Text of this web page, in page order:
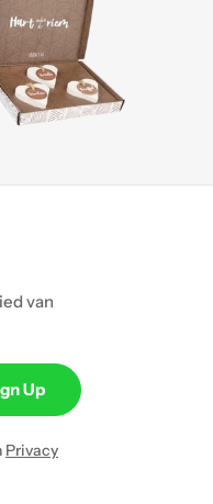
van
Up
Privacy